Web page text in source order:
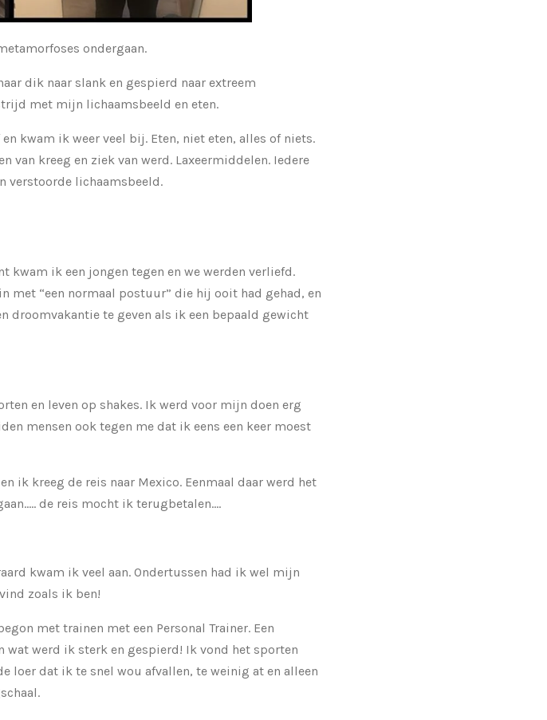
ondergaan.
dik naar slank en gespierd naar extreem
met mijn lichaamsbeeld en eten.
kwam ik weer veel bij. Eten, niet eten, alles of niets.
kreeg en ziek van werd. Laxeermiddelen. Iedere
verstoorde lichaamsbeeld.
kwam ik een jongen tegen en we werden verliefd.
met “een normaal postuur” die hij ooit had gehad, en
droomvakantie te geven als ik een bepaald gewicht
en leven op shakes. Ik werd voor mijn doen erg
mensen ook tegen me dat ik eens een keer moest
ik kreeg de reis naar Mexico. Eenmaal daar werd het
de reis mocht ik terugbetalen....
kwam ik veel aan. Ondertussen had ik wel mijn
zoals ik ben!
met trainen met een Personal Trainer. Een
wat werd ik sterk en gespierd! Ik vond het sporten
loer dat ik te snel wou afvallen, te weinig at en alleen